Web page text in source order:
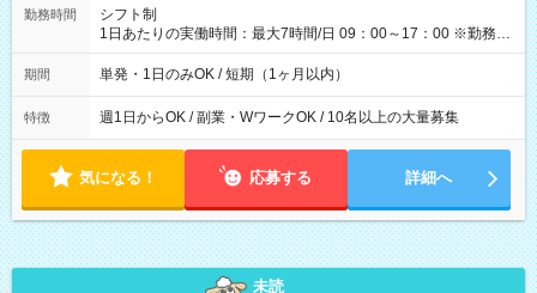
間】試用期間なし
勤務時間
シフト制
1日あたりの実働時間：最大7時間/日 09：00～17：00 ※勤務時
間は 試験により異なります。
期間 単発・1日のみOK / 短期（1ヶ月以内）
特徴 週1日からOK / 副業・WワークOK / 10名以上の大量募集
気になる！ 応募する 詳細へ
未読